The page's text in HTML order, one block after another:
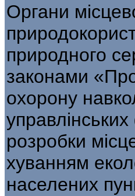
Органи
природного
законами
охорону
розробки
хуванням
населених